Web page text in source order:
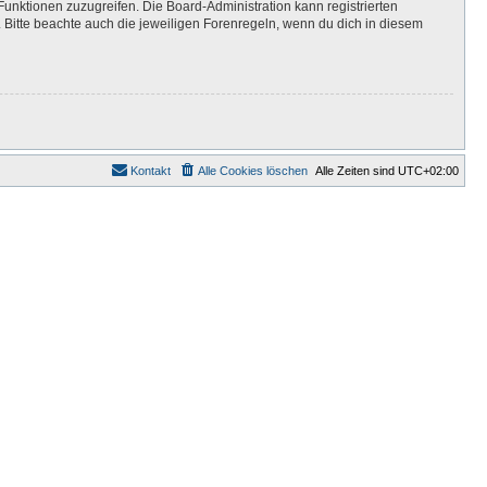
zuzugreifen. Die Board-Administration kann registrierten
beachte auch die jeweiligen Forenregeln, wenn du dich in diesem
Alle Zeiten sind UTC+02:00
Alle Cookies löschen
Kontakt